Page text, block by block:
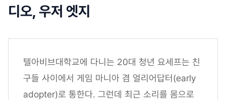
디오, 우저 엣지
텔아비브대학교에 다니는 20대 청년 요세프는 친
구들 사이에서 게임 마니아 겸 얼리어답터(early
adopter)로 통한다. 그런데 최근 소리를 몸으로